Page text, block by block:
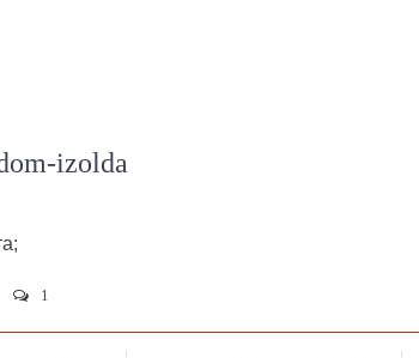
izolda
;
1